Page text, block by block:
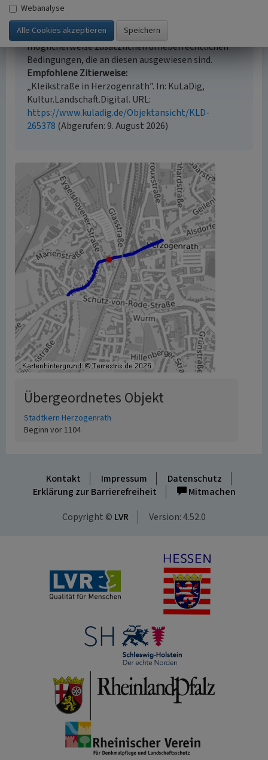
Urheberrechtlicher Hinweis
Der hier präsentierte Inhalt ist urheberrechtlich
geschützt. Die angezeigten Medien unterliegen
möglicherweise zusätzlichen urheberrechtlichen
Bedingungen, die an diesen ausgewiesen sind.
Empfohlene Zitierweise
„Kleikstraße in Herzogenrath”. In: KuLaDig,
Kultur.Landschaft.Digital. URL:
https://www.kuladig.de/Objektansicht/KLD-
265378 (Abgerufen: 9. August 2026)
Übergeordnetes Objekt
Stadtkern Herzogenrath
Beginn vor 1104
Kontakt Impressum
Datenschutz
Erklärung zur Barrierefreiheit
Mitmachen
Copyright © LVR Version: 4.52.0
Webanalyse